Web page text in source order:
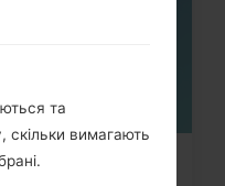
з телефону
та
скільки вимагають